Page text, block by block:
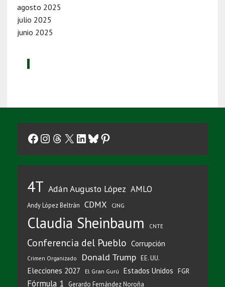
agosto 2025
julio 2025
junio 2025
Facebook
Instagram
Threads
X LinkedIn
Bluesky
Pinterest
4T Adán Augusto López AMLO
Andy López Beltrán CDMX CJNG
Claudia Sheinbaum CNTE
Conferencia del Pueblo Corrupción
Crimen Organizado Donald Trump EE. UU.
Elecciones 2027 El Gran Gurú Estados Unidos FGR
Fórmula 1 Gerardo Fernández Noroña